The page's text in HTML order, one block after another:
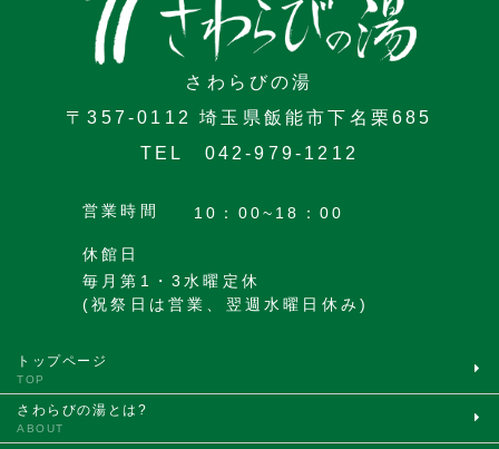
さわらびの湯
〒357-0112 埼玉県飯能市下名栗685
TEL 042-979-1212
営業時間 10：00~18：00
休館日
毎月第1・3水曜定休
(祝祭日は営業、翌週水曜日休み)
トップページ
TOP
さわらびの湯とは?
ABOUT